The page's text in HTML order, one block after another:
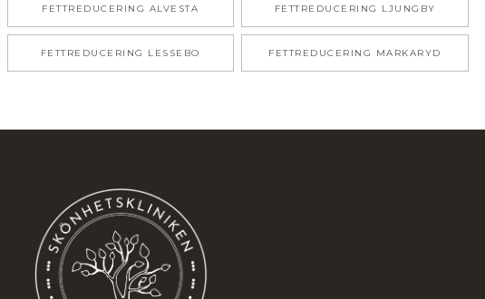
FETTREDUCERING ALVESTA FETTREDUCERING LJUNGBY
FETTREDUCERING LESSEBO FETTREDUCERING MARKARYD